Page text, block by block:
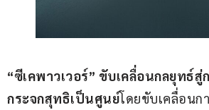
“ซีเคพาวเวอร์” ขับเคลื่อนกลยุทธ์สู่
กระจกสุทธิเป็นศูนย์โดยขับเคลื่อนก